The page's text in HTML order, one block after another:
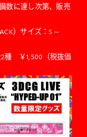
数に達し次第、販売
）サイズ：S～
2種 ￥1,500（税抜価